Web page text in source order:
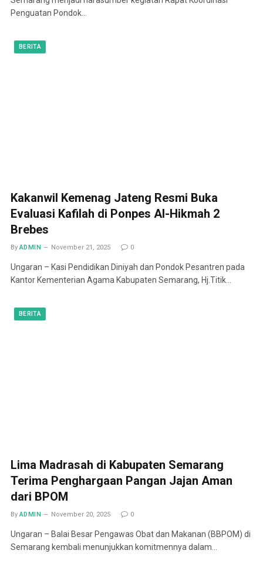
Penguatan Pondok…
BERITA
Kakanwil Kemenag Jateng Resmi Buka
Evaluasi Kafilah di Ponpes Al-Hikmah 2
Brebes
By ADMIN November 21, 2025 0
Ungaran – Kasi Pendidikan Diniyah dan Pondok Pesantren pada
Kantor Kementerian Agama Kabupaten Semarang, Hj.Titik…
BERITA
Lima Madrasah di Kabupaten Semarang
Terima Penghargaan Pangan Jajan Aman
dari BPOM
By ADMIN November 20, 2025 0
Ungaran – Balai Besar Pengawas Obat dan Makanan (BBPOM) di
Semarang kembali menunjukkan komitmennya dalam…